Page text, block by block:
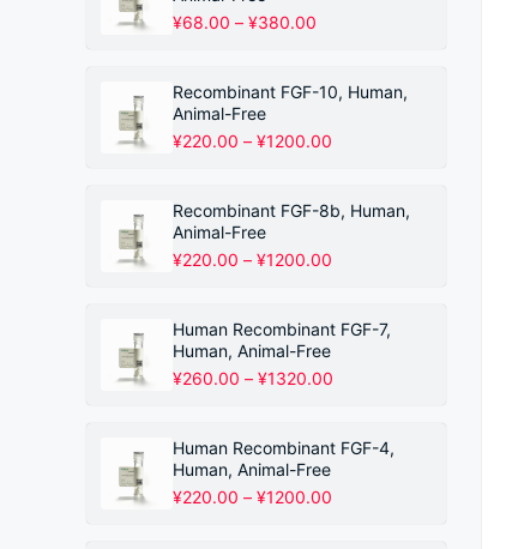
¥68.00 – ¥380.00
围：
¥68.00
¥380.00
Recombinant FGF-10, Human,
Animal-Free
¥220.00 – ¥1200.00
围：
¥220.00
Recombinant FGF-8b, Human,
Animal-Free
¥220.00 – ¥1200.00
围：
¥220.00
¥1200.00
Human Recombinant FGF-7,
Human, Animal-Free
¥260.00 – ¥1320.00
围：
¥260.00
Human Recombinant FGF-4,
Human, Animal-Free
¥220.00 – ¥1200.00